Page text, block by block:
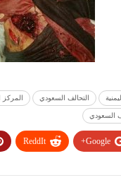
التحالف السعودي المركز
السعودي
Google+
ReddIt